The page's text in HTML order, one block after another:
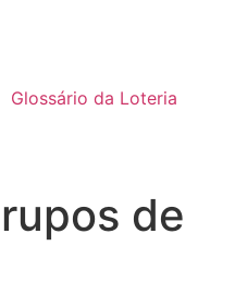
Glossário da Loteria
de